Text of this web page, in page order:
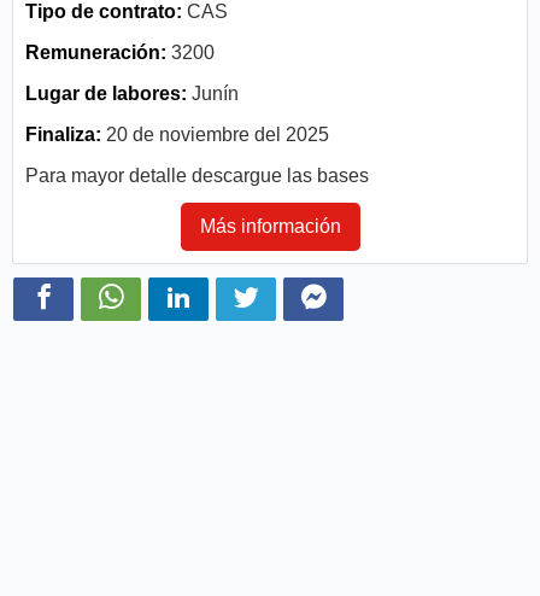
Tipo de contrato: CAS
Remuneración: 3200
Lugar de labores: Junín
Finaliza: 20 de noviembre del 2025
Para mayor detalle descargue las bases
Más información